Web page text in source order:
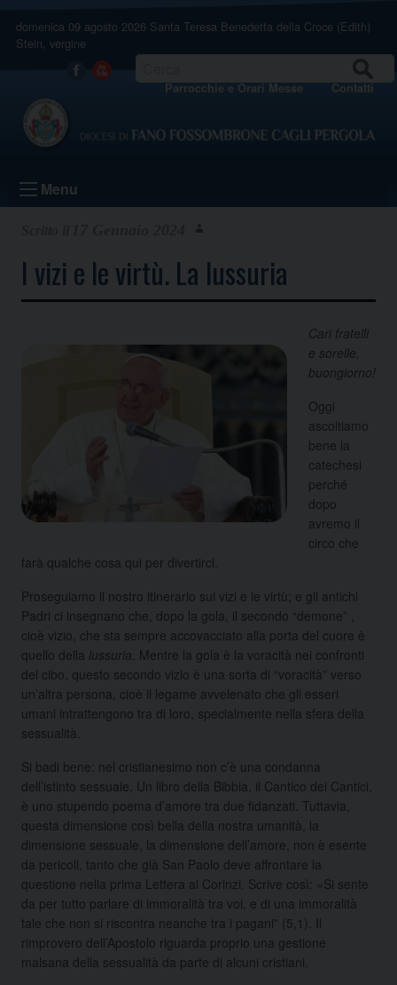
content
domenica 09 agosto 2026 Santa Teresa Benedetta della Croce (Edith)
Stein, vergine
Facebook
Youtube Parrocchie e Orari Messe Contatti
Menu
I vizi e le virtù. La lussuria
Cari fratelli
e sorelle,
buongiorno!
Oggi
ascoltiamo
bene la
catechesi
perché
dopo
avremo il
circo che
farà qualche cosa qui per divertirci.
Proseguiamo il nostro itinerario sui vizi e le virtù; e gli antichi
Padri ci insegnano che, dopo la gola, il secondo “demone” ,
cioè vizio, che sta sempre accovacciato alla porta del cuore è
quello della lussuria . Mentre la gola è la voracità nei confronti
del cibo, questo secondo vizio è una sorta di “voracità” verso
un’altra persona, cioè il legame avvelenato che gli esseri
umani intrattengono tra di loro, specialmente nella sfera della
sessualità.
Si badi bene: nel cristianesimo non c’è una condanna
dell’istinto sessuale. Un libro della Bibbia, il Cantico dei Cantici,
è uno stupendo poema d’amore tra due fidanzati. Tuttavia,
questa dimensione così bella della nostra umanità, la
dimensione sessuale, la dimensione dell’amore, non è esente
da pericoli, tanto che già San Paolo deve affrontare la
questione nella prima Lettera ai Corinzi. Scrive così: «Si sente
da per tutto parlare di immoralità tra voi, e di una immoralità
tale che non si riscontra neanche tra i pagani” (5,1). Il
rimprovero dell’Apostolo riguarda proprio una gestione
malsana della sessualità da parte di alcuni cristiani.